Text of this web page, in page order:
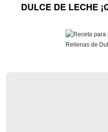
DULCE DE LECHE